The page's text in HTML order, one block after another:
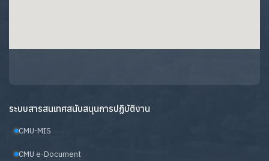
ระบบสารสนเทศสนับสนุนการปฏิบัติงาน
CMU-MIS
CMU e-Document